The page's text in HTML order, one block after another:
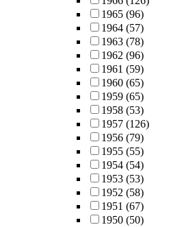
1965 (96)
1964 (57)
1963 (78)
1962 (96)
1961 (59)
1960 (65)
1959 (65)
1958 (53)
1957 (126)
1956 (79)
1955 (55)
1954 (54)
1953 (53)
1952 (58)
1951 (67)
1950 (50)